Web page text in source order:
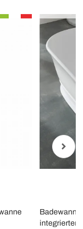
Badewanne
integriertem